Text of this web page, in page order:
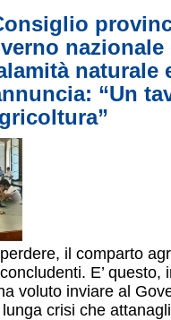
naturale
“Un
il comparto
E’
voluto inviare al
crisi che